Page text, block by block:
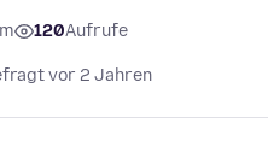
120Aufrufe
vor 2 Jahren